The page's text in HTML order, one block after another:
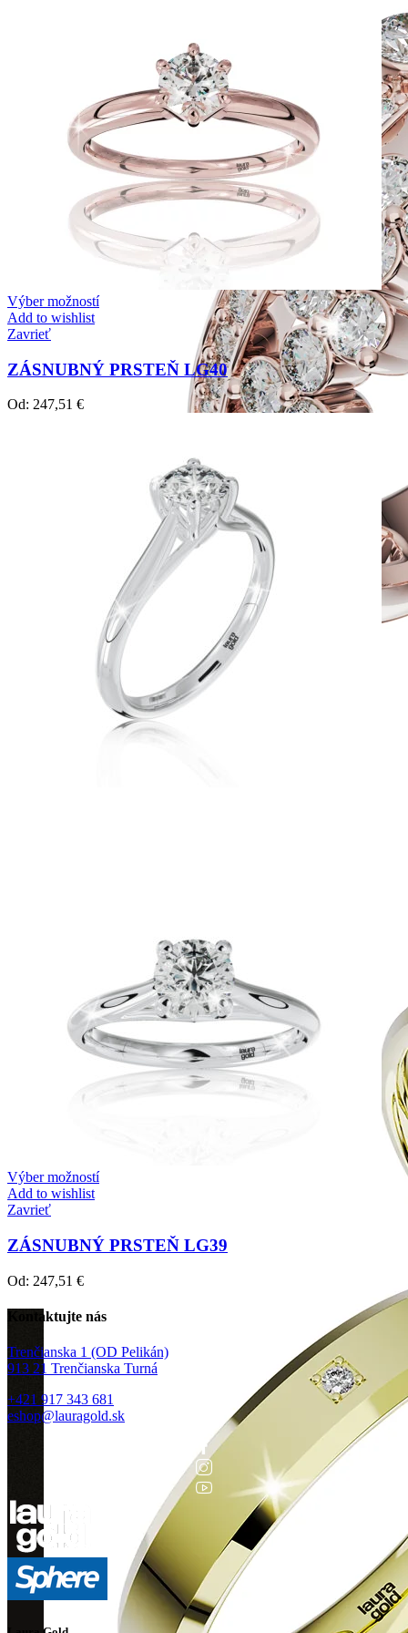
Výber možností
Add to wishlist
Zavrieť
ZÁSNUBNÝ PRSTEŇ LG40
Od: 247,51 €
Výber možností
Add to wishlist
Zavrieť
ZÁSNUBNÝ PRSTEŇ LG39
Od: 247,51 €
Kontaktujte nás
Trenčianska 1 (OD Pelikán)
913 21 Trenčianska Turná
+421 917 343 681
eshop@lauragold.sk